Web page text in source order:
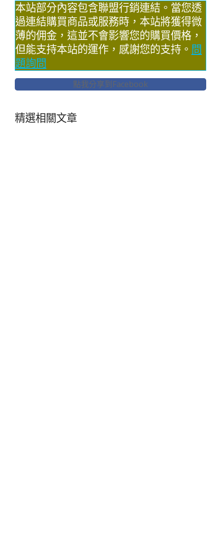
本站部分內容包含聯盟行銷連結。當您透
過連結購買商品或服務時，本站將獲得微
薄的佣金，這並不會影響您的購買價格，
但能支持本站的運作，感謝您的支持。 問
題詢問
點我分享到Facebook
精選相關文章